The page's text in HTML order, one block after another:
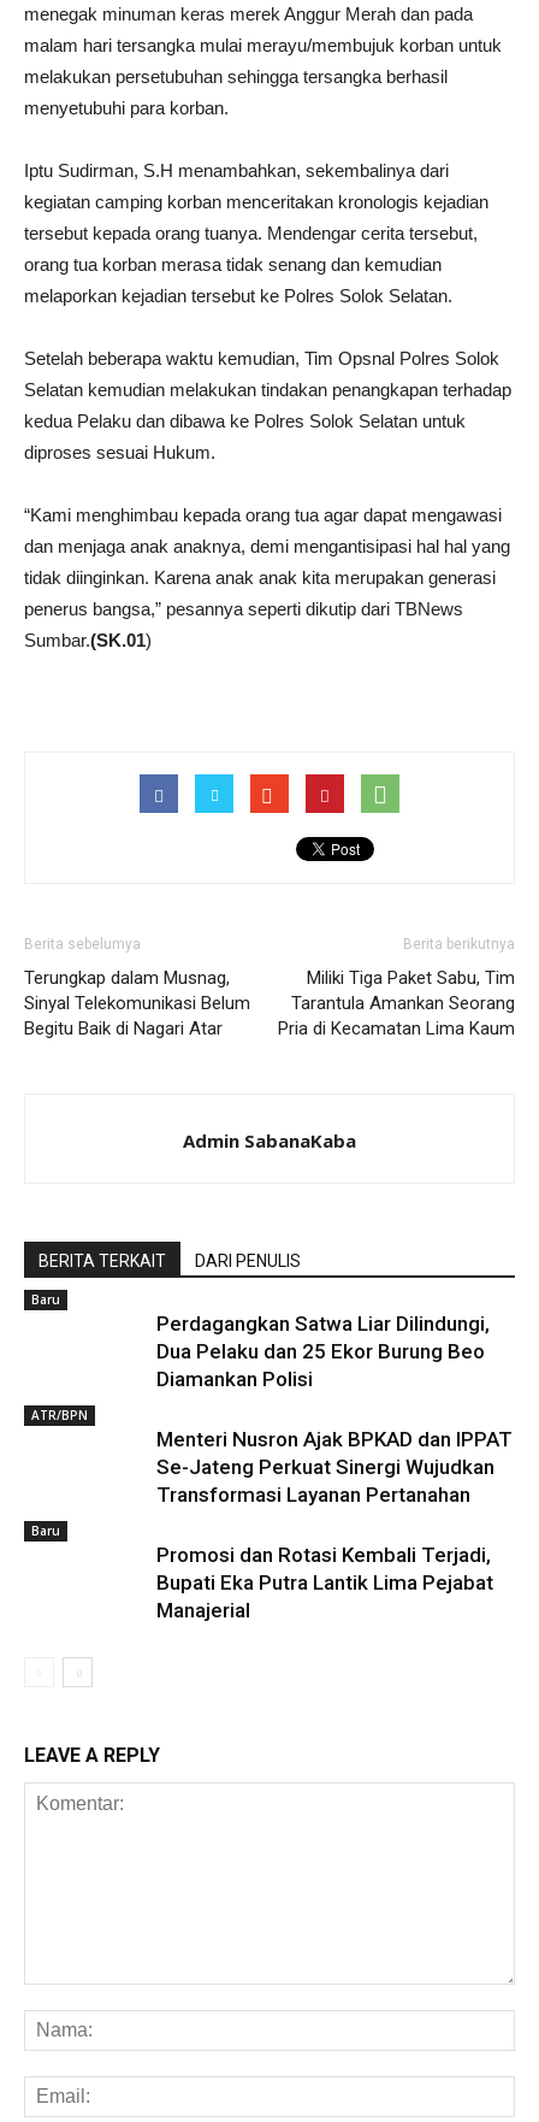
menegak minuman keras merek Anggur Merah dan pada
malam hari tersangka mulai merayu/membujuk korban untuk
melakukan persetubuhan sehingga tersangka berhasil
menyetubuhi para korban.
Iptu Sudirman, S.H menambahkan, sekembalinya dari
kegiatan camping korban menceritakan kronologis kejadian
tersebut kepada orang tuanya. Mendengar cerita tersebut,
orang tua korban merasa tidak senang dan kemudian
melaporkan kejadian tersebut ke Polres Solok Selatan.
Setelah beberapa waktu kemudian, Tim Opsnal Polres Solok
Selatan kemudian melakukan tindakan penangkapan terhadap
kedua Pelaku dan dibawa ke Polres Solok Selatan untuk
diproses sesuai Hukum.
“Kami menghimbau kepada orang tua agar dapat mengawasi
dan menjaga anak anaknya, demi mengantisipasi hal hal yang
tidak diinginkan. Karena anak anak kita merupakan generasi
penerus bangsa,” pesannya seperti dikutip dari TBNews
Sumbar.(SK.01)
Berita sebelumya
Terungkap dalam Musnag,
Sinyal Telekomunikasi Belum
Begitu Baik di Nagari Atar
Berita berikutnya
Miliki Tiga Paket Sabu, Tim
Tarantula Amankan Seorang
Pria di Kecamatan Lima Kaum
Admin SabanaKaba
BERITA TERKAIT DARI PENULIS
Baru
Perdagangkan Satwa Liar Dilindungi,
Dua Pelaku dan 25 Ekor Burung Beo
Diamankan Polisi
ATR/BPN
Menteri Nusron Ajak BPKAD dan IPPAT
Se-Jateng Perkuat Sinergi Wujudkan
Transformasi Layanan Pertanahan
Baru
Promosi dan Rotasi Kembali Terjadi,
Bupati Eka Putra Lantik Lima Pejabat
Manajerial
LEAVE A REPLY